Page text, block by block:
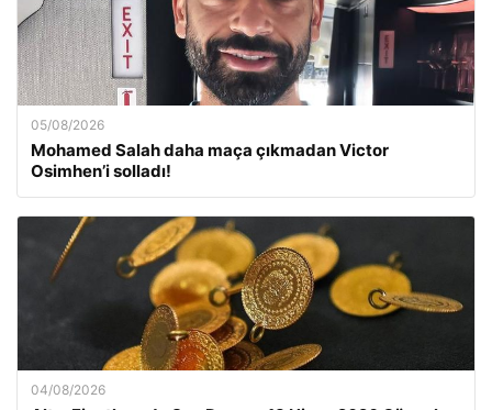
05/08/2026
Mohamed Salah daha maça çıkmadan Victor
Osimhen’i solladı!
04/08/2026